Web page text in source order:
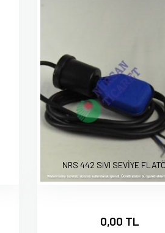
NRS 442 SIVI SEVİYE
0,00 TL